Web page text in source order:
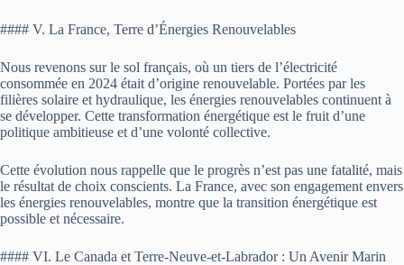
#### V. La France, Terre d’Énergies Renouvelables
Nous revenons sur le sol français, où un tiers de l’électricité
consommée en 2024 était d’origine renouvelable. Portées par les
filières solaire et hydraulique, les énergies renouvelables continuent à
se développer. Cette transformation énergétique est le fruit d’une
politique ambitieuse et d’une volonté collective.
Cette évolution nous rappelle que le progrès n’est pas une fatalité, mais
le résultat de choix conscients. La France, avec son engagement envers
les énergies renouvelables, montre que la transition énergétique est
possible et nécessaire.
#### VI. Le Canada et Terre-Neuve-et-Labrador : Un Avenir Marin